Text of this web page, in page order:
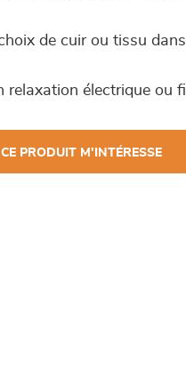
de cuir ou tissu
relaxation électrique ou
CE PRODUIT M'INTÉRESSE